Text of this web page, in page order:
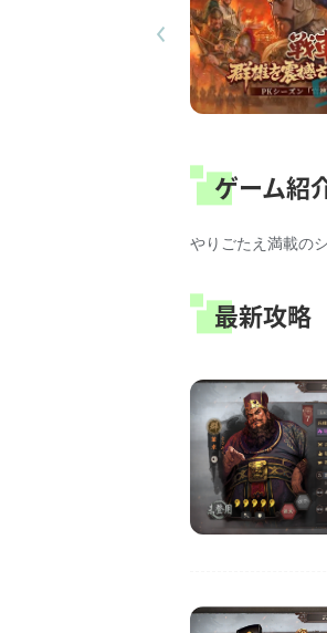
ゲーム紹
やりごたえ満載の
最新攻略